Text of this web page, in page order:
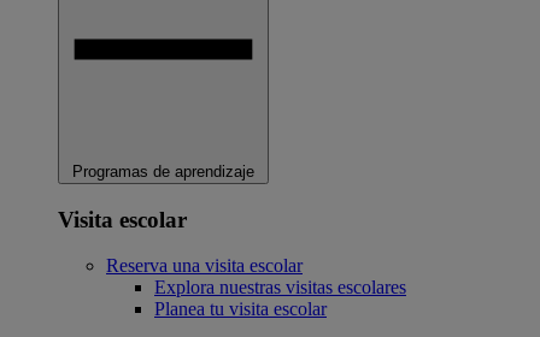
Programas de aprendizaje
Visita escolar
Reserva una visita escolar
Explora nuestras visitas escolares
Planea tu visita escolar